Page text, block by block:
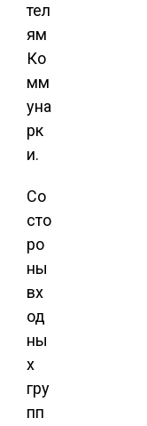
тел
ям
Ко
мм
уна
рк
и.
Со
сто
ро
ны
вх
од
ны
х
гру
пп